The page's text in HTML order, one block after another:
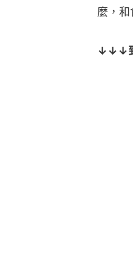
麼，
↓↓↓